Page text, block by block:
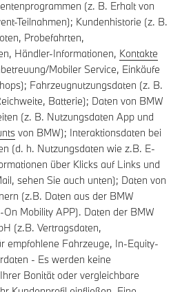
(z. B. Erhalt von
Teilnahmen); Kundenhistorie (z. B.
Probefahrten,
Händler-Informationen, Kontakte
Mobiler Service, Einkäufe
Fahrzeugnutzungsdaten (z. B.
Batterie); Daten von BMW
(z. B. Nutzungsdaten App und
von BMW); Interaktionsdaten bei
(d. h. Nutzungsdaten wie z.B. E-
über Klicks auf Links und
sehen Sie auch unten); Daten von
(z.B. Daten aus der BMW
Mobility APP). Daten der BMW
(z.B. Vertragsdaten,
empfohlene Fahrzeuge, In-Equity-
- Es werden keine
Bonität oder vergleichbare